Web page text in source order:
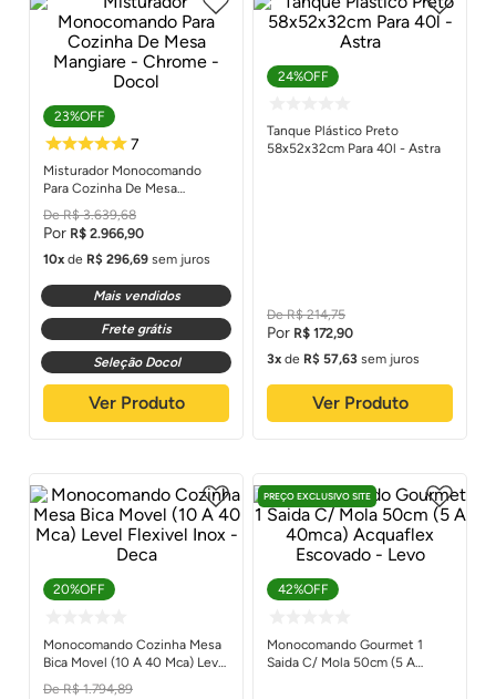
23%OFF
7
Misturador Monocomando
Para Cozinha De Mesa
Mangiare - Chrome - Docol
R$ 3.639,68
R$ 2.966,90
10
de R$ 296,69 sem juros
Mais vendidos
Frete grátis
Seleção Docol
Ver Produto
24%OFF
Tanque Plástico Preto
58x52x32cm Para 40l - Astra
R$ 214,75
R$ 172,90
3
de R$ 57,63 sem juros
Ver Produto
20%OFF
Monocomando Cozinha Mesa
Bica Movel (10 A 40 Mca) Level
Flexivel Inox - Deca
R$ 1.794,89
42%OFF
Monocomando Gourmet 1
Saida C/ Mola 50cm (5 A
PREÇO EXCLUSIVO SITE